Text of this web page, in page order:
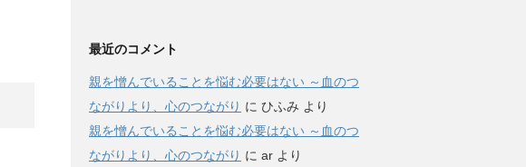
最近のコメント
親を憎んでいることを悩む必要はない ～血のつ
ながりより、心のつながり に ひふみ より
親を憎んでいることを悩む必要はない ～血のつ
ながりより、心のつながり に ar より